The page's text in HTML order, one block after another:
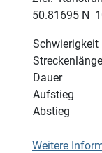
50.81695 N
Schwierigkeit
Streckenlänge
Dauer
Aufstieg
Abstieg
Weitere